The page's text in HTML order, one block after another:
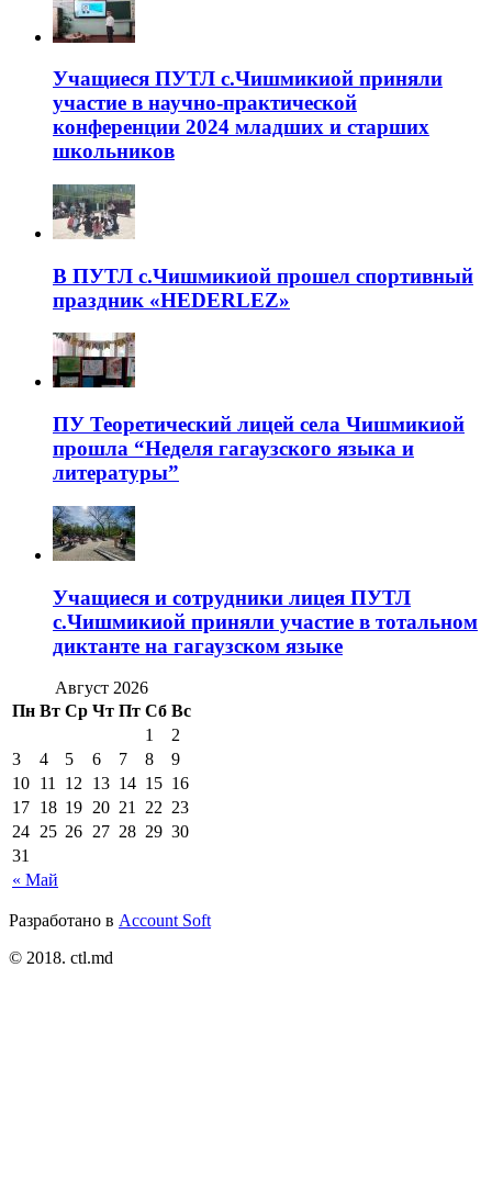
Учащиеся ПУТЛ с.Чишмикиой приняли
участие в научно-практической
конференции 2024 младших и старших
школьников
В ПУТЛ с.Чишмикиой прошел спортивный
праздник «HEDERLEZ»
ПУ Теоретический лицей села Чишмикиой
прошла “Неделя гагаузского языка и
литературы”
Учащиеся и сотрудники лицея ПУТЛ
с.Чишмикиой приняли участие в тотальном
диктанте на гагаузском языке
Август 2026
Пн Вт Ср Чт Пт Сб Вс
« Май
1
2
3
4 5 6 7 8
9
10 11 12 13 14 15 16
17 18 19 20 21 22 23
24 25 26 27 28 29 30
31
Разработано в Account Soft
© 2018. ctl.md